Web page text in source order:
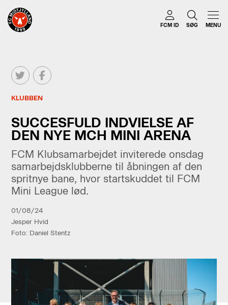
FCM ID SØG MENU
KLUBBEN
SUCCESFULD INDVIELSE AF
DEN NYE MCH MINI ARENA
FCM Klubsamarbejdet inviterede onsdag
samarbejdsklubberne til åbningen af den
spritnye bane, hvor startskuddet til FCM
Mini League lød.
01/08/24
Jesper Hvid
Foto: Daniel Stentz